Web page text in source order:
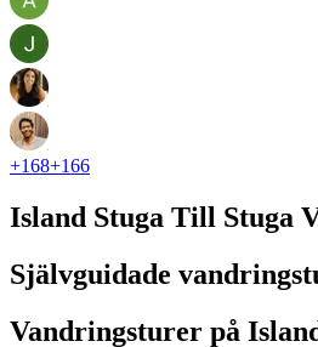
+168+166
Island Stuga Till Stuga
Självguidade
Vandringsturer på